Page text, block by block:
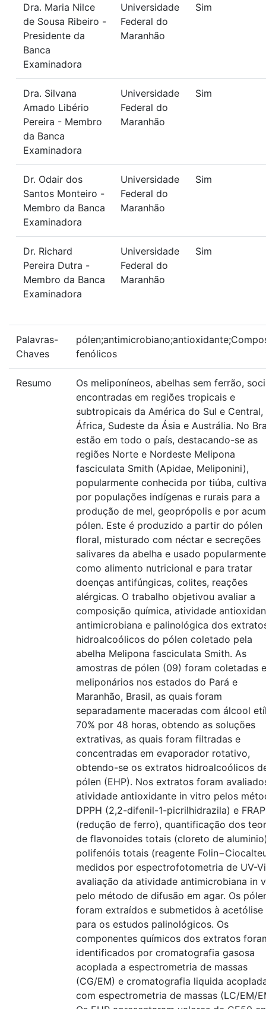
Dra. Maria Nilce
de Sousa Ribeiro -
Presidente da
Banca
Examinadora
Universidade
Federal do
Maranhão
Sim
Dra. Silvana
Amado Libério
Pereira - Membro
da Banca
Examinadora
Universidade
Federal do
Maranhão
Sim
Dr. Odair dos
Santos Monteiro -
Membro da Banca
Examinadora
Universidade
Federal do
Maranhão
Sim
Dr. Richard
Pereira Dutra -
Membro da Banca
Examinadora
Universidade
Federal do
Maranhão
Sim
Palavras-
Chaves
fenólicos
Resumo
Os meliponíneos, abelhas sem ferrão,
encontradas em regiões tropicais e
subtropicais da América do Sul e Central,
África, Sudeste da Ásia e Austrália. No
estão em todo o país, destacando-se as
regiões Norte e Nordeste Melipona
fasciculata Smith (Apidae, Meliponini),
popularmente conhecida por tiúba,
por populações indígenas e rurais para a
produção de mel, geoprópolis e por
pólen. Este é produzido a partir do pólen
floral, misturado com néctar e secreções
salivares da abelha e usado popularmente
como alimento nutricional e para tratar
doenças antifúngicas, colites, reações
alérgicas. O trabalho objetivou avaliar a
composição química, atividade
antimicrobiana e palinológica dos
hidroalcoólicos do pólen coletado pela
abelha Melipona fasciculata Smith. As
amostras de pólen (09) foram coletadas
meliponários nos estados do Pará e
Maranhão, Brasil, as quais foram
separadamente maceradas com álcool
70% por 48 horas, obtendo as soluções
extrativas, as quais foram filtradas e
concentradas em evaporador rotativo,
obtendo-se os extratos hidroalcoólicos
pólen (EHP). Nos extratos foram
atividade antioxidante in vitro pelos
DPPH (2,2-difenil-1-picrilhidrazila) e FRAP
(redução de ferro), quantificação dos
de flavonoides totais (cloreto de
polifenóis totais (reagente
medidos por espectrofotometria de UV-
avaliação da atividade antimicrobiana in
pelo método de difusão em agar. Os
foram extraídos e submetidos à acetólise
para os estudos palinológicos. Os
componentes químicos dos extratos
identificados por cromatografia gasosa
acoplada a espectrometria de massas
(CG/EM) e cromatografia liquida
com espectrometria de massas (LC/EM/